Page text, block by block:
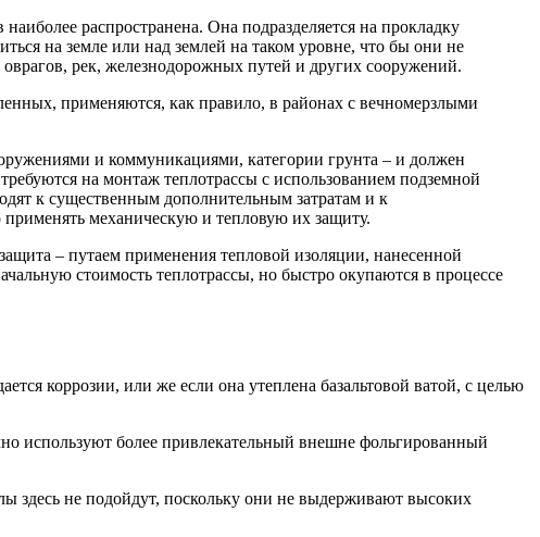
распространена. Она подразделяется на прокладку
на земле или над землей на таком уровне, что бы они не
рек, железнодорожных путей и других сооружений.
применяются, как правило, в районах с вечномерзлыми
и коммуникациями, категории грунта – и должен
на монтаж теплотрассы с использованием подземной
к существенным дополнительным затратам и к
механическую и тепловую их защиту.
– путаем применения тепловой изоляции, нанесенной
стоимость теплотрассы, но быстро окупаются в процессе
коррозии, или же если она утеплена базальтовой ватой, с целью
используют более привлекательный внешне фольгированный
здесь не подойдут, поскольку они не выдерживают высоких